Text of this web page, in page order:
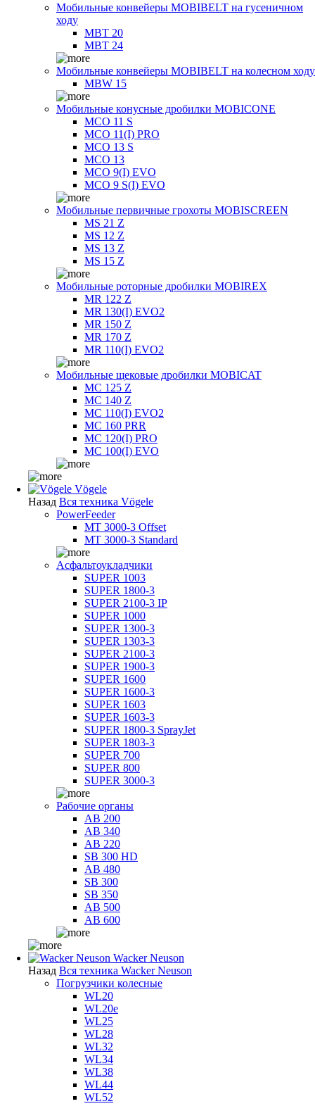
Мобильные конвейеры MOBIBELT на гусеничном
ходу
MBT 20
MBT 24
Мобильные конвейеры MOBIBELT на колесном ходу
MBW 15
Мобильные конусные дробилки MOBICONE
MCO 11 S
MCO 11(I) PRO
MCO 13 S
MCO 13
MCO 9(I) EVO
MCO 9 S(I) EVO
Мобильные первичные грохоты MOBISCREEN
MS 21 Z
MS 12 Z
MS 13 Z
MS 15 Z
Мобильные роторные дробилки MOBIREX
MR 122 Z
MR 130(I) EVO2
MR 150 Z
MR 170 Z
MR 110(I) EVO2
Мобильные щековые дробилки MOBICAT
MC 125 Z
MC 140 Z
MC 110(I) EVO2
MC 160 PRR
MC 120(I) PRO
MC 100(I) EVO
Vögele
Назад Вся техника Vögele
PowerFeeder
MT 3000-3 Offset
MT 3000-3 Standard
Асфальтоукладчики
SUPER 1003
SUPER 1800-3
SUPER 2100-3 IP
SUPER 1000
SUPER 1300-3
SUPER 1303-3
SUPER 2100-3
SUPER 1900-3
SUPER 1600
SUPER 1600-3
SUPER 1603
SUPER 1603-3
SUPER 1800-3 SprayJet
SUPER 1803-3
SUPER 700
SUPER 800
SUPER 3000-3
Рабочие органы
AB 200
AB 340
AB 220
SB 300 HD
AB 480
SB 300
SB 350
AB 500
AB 600
Wacker Neuson
Назад Вся техника Wacker Neuson
Погрузчики колесные
WL20
WL20e
WL25
WL28
WL32
WL34
WL38
WL44
WL52